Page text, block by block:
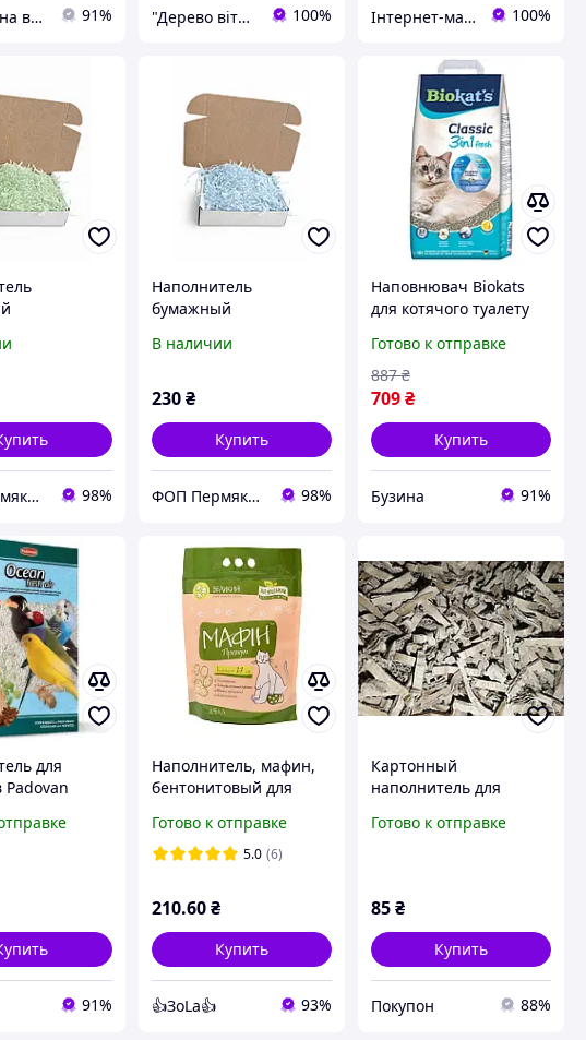
Подарок на все праздники 91% "Дерево вітань", інтернет-магазин 100% Інтернет-магазин "PANNOCHKA" 100%
коробок
ФОП Пермякова Д.Ю. 98%
Наполнитель
бумажный
подарочных коробок
В наличии
230 ₴
Купить
ФОП Пермякова Д.Ю. 98%
Наповнювач Biokats
для котячого туалету
Cotton Blossom
бентонітовий 10 кг
mayak
Готово к отправке
709₴
887 ₴
Купить
Бузина 91%
для
Padovan
mayak
91%
Наполнитель, мафин,
бентонитовый для
гипоаллергенный
крупный 3.9 кг
Готово к отправке
5.0 (6)
210.60 ₴
Купить
👍ЗоLa👍 93%
Картонный
наполнитель для
Готово к отправке
85₴
Купить
Покупон 88%